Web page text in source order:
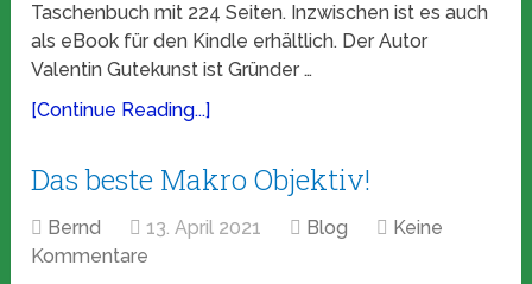
Taschenbuch mit 224 Seiten. Inzwischen ist es auch
als eBook für den Kindle erhältlich. Der Autor
Valentin Gutekunst ist Gründer …
[Continue Reading...]
Das beste Makro Objektiv!
Bernd 13. April 2021 Blog
Keine
Kommentare